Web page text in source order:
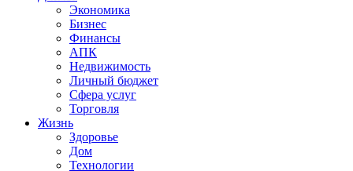
Экономика
Бизнес
Финансы
АПК
Недвижимость
Личный бюджет
Сфера услуг
Торговля
Жизнь
Здоровье
Дом
Технологии